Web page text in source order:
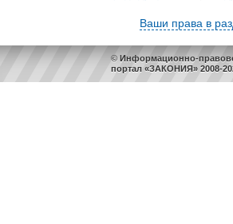
Ваши права в
© Информационно-
портал «ЗАКОНИЯ» 2008-